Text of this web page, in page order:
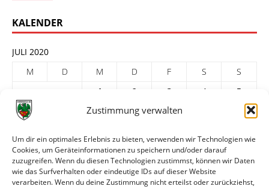
Zustimmung verwalten
Um dir ein optimales Erlebnis zu bieten, verwenden wir Technologien wie
Cookies, um Geräteinformationen zu speichern und/oder darauf
zuzugreifen. Wenn du diesen Technologien zustimmst, können wir Daten
wie das Surfverhalten oder eindeutige IDs auf dieser Website
verarbeiten. Wenn du deine Zustimmung nicht erteilst oder zurückziehst,
KALENDER
JULI 2020
M
D M D F S
S
1
2 3 4
5
6
8 9 10
20
21 22 23 24 25
27
28 29 30
31